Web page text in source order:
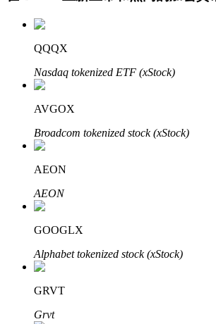
定投理财
QQQX
Nasdaq tokenized ETF (xStock)
AVGOX
Broadcom tokenized stock (xStock)
AEON
AEON
GOOGLX
Alphabet tokenized stock (xStock)
GRVT
Grvt